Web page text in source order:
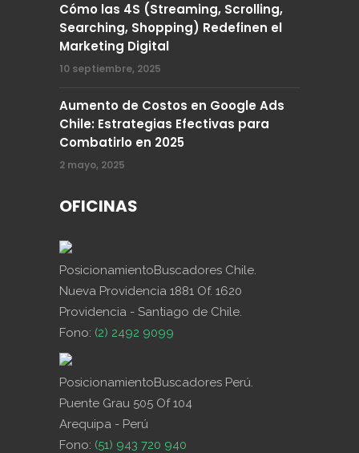
Cómo las 4S (Streaming, Scrolling,
Searching, Shopping) Redefinen el
Marketing Digital
10 septiembre, 2025
Aumento de Costos en Google Ads
Chile: Estrategias Efectivas para
Combatirlo en 2025
2 mayo, 2025
OFICINAS
PosicionamientoBuscadores Chile.
Nueva Providencia 1881 Of. 1620
Providencia - Santiago de Chile.
Fono: (2) 2492 9099
PosicionamientoBuscadores Perú.
Puente Grau 505 Of 104
Arequipa - Perú
Fono: (51) 943 720 940